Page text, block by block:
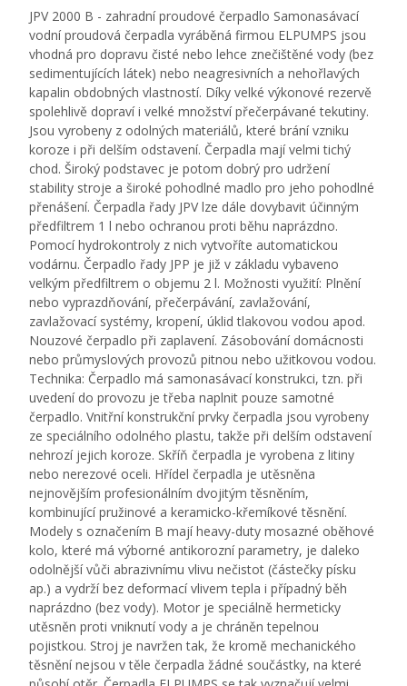
JPV 2000 B - zahradní proudové čerpadlo Samonasávací
vodní proudová čerpadla vyráběná firmou ELPUMPS jsou
vhodná pro dopravu čisté nebo lehce znečištěné vody (bez
sedimentujících látek) nebo neagresivních a nehořlavých
kapalin obdobných vlastností. Díky velké výkonové rezervě
spolehlivě dopraví i velké množství přečerpávané tekutiny.
Jsou vyrobeny z odolných materiálů, které brání vzniku
koroze i při delším odstavení. Čerpadla mají velmi tichý
chod. Široký podstavec je potom dobrý pro udržení
stability stroje a široké pohodlné madlo pro jeho pohodlné
přenášení. Čerpadla řady JPV lze dále dovybavit účinným
předfiltrem 1 l nebo ochranou proti běhu naprázdno.
Pomocí hydrokontroly z nich vytvoříte automatickou
vodárnu. Čerpadlo řady JPP je již v základu vybaveno
velkým předfiltrem o objemu 2 l. Možnosti využití: Plnění
nebo vyprazdňování, přečerpávání, zavlažování,
zavlažovací systémy, kropení, úklid tlakovou vodou apod.
Nouzové čerpadlo při zaplavení. Zásobování domácnosti
nebo průmyslových provozů pitnou nebo užitkovou vodou.
Technika: Čerpadlo má samonasávací konstrukci, tzn. při
uvedení do provozu je třeba naplnit pouze samotné
čerpadlo. Vnitřní konstrukční prvky čerpadla jsou vyrobeny
ze speciálního odolného plastu, takže při delším odstavení
nehrozí jejich koroze. Skříň čerpadla je vyrobena z litiny
nebo nerezové oceli. Hřídel čerpadla je utěsněna
nejnovějším profesionálním dvojitým těsněním,
kombinující pružinové a keramicko-křemíkové těsnění.
Modely s označením B mají heavy-duty mosazné oběhové
kolo, které má výborné antikorozní parametry, je daleko
odolnější vůči abrazivnímu vlivu nečistot (částečky písku
ap.) a vydrží bez deformací vlivem tepla i případný běh
naprázdno (bez vody). Motor je speciálně hermeticky
utěsněn proti vniknutí vody a je chráněn tepelnou
pojistkou. Stroj je navržen tak, že kromě mechanického
těsnění nejsou v těle čerpadla žádné součástky, na které